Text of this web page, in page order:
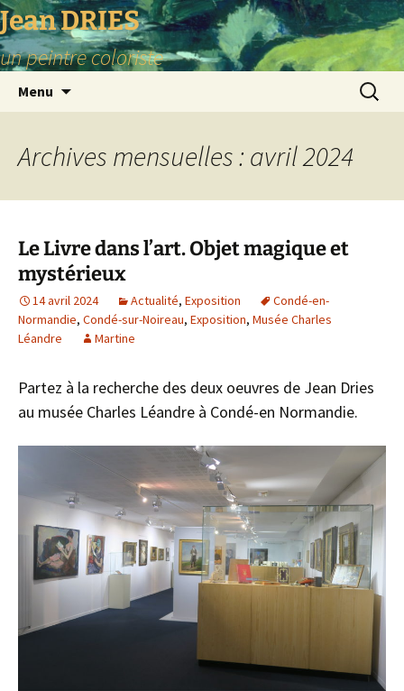
Aller
au
contenu
Jean DRIES
un peintre coloriste
Menu
Archives mensuelles : avril 2024
Le Livre dans l’art. Objet magique et
mystérieux
14 avril 2024 Actualité, Exposition
Condé-en-
Normandie, Condé-sur-Noireau, Exposition, Musée Charles
Léandre
Martine
Partez à la recherche des deux oeuvres de Jean Dries
au musée Charles Léandre à Condé-en Normandie.